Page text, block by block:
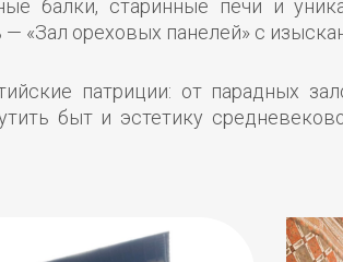
балки, старинные печи и
— «Зал ореховых панелей» с
патриции: от парадных
быт и эстетику